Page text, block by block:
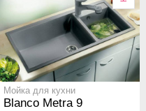
Мойка для кухни
Blanco Metra 9